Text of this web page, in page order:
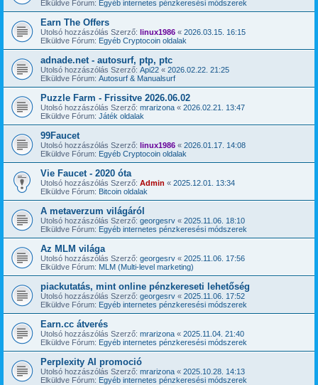
Elküldve Fórum: Egyéb internetes pénzkeresési módszerek
Earn The Offers
Utolsó hozzászólás Szerző: linux1986 « 2026.03.15. 16:15
Elküldve Fórum: Egyéb Cryptocoin oldalak
adnade.net - autosurf, ptp, ptc
Utolsó hozzászólás Szerző: Api22 « 2026.02.22. 21:25
Elküldve Fórum: Autosurf & Manualsurf
Puzzle Farm - Frissitve 2026.06.02
Utolsó hozzászólás Szerző: mrarizona « 2026.02.21. 13:47
Elküldve Fórum: Játék oldalak
99Faucet
Utolsó hozzászólás Szerző: linux1986 « 2026.01.17. 14:08
Elküldve Fórum: Egyéb Cryptocoin oldalak
Vie Faucet - 2020 óta
Utolsó hozzászólás Szerző: Admin « 2025.12.01. 13:34
Elküldve Fórum: Bitcoin oldalak
A metaverzum világáról
Utolsó hozzászólás Szerző: georgesrv « 2025.11.06. 18:10
Elküldve Fórum: Egyéb internetes pénzkeresési módszerek
Az MLM világa
Utolsó hozzászólás Szerző: georgesrv « 2025.11.06. 17:56
Elküldve Fórum: MLM (Multi-level marketing)
piackutatás, mint online pénzkereseti lehetőség
Utolsó hozzászólás Szerző: georgesrv « 2025.11.06. 17:52
Elküldve Fórum: Egyéb internetes pénzkeresési módszerek
Earn.cc átverés
Utolsó hozzászólás Szerző: mrarizona « 2025.11.04. 21:40
Elküldve Fórum: Egyéb internetes pénzkeresési módszerek
Perplexity AI promoció
Utolsó hozzászólás Szerző: mrarizona « 2025.10.28. 14:13
Elküldve Fórum: Egyéb internetes pénzkeresési módszerek